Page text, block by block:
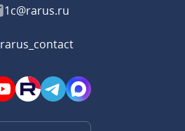
1c@rarus.ru
rarus_contact